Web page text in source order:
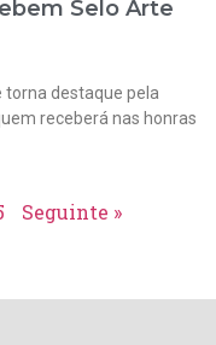
Selo Arte
torna destaque pela
receberá nas honras
Seguinte »